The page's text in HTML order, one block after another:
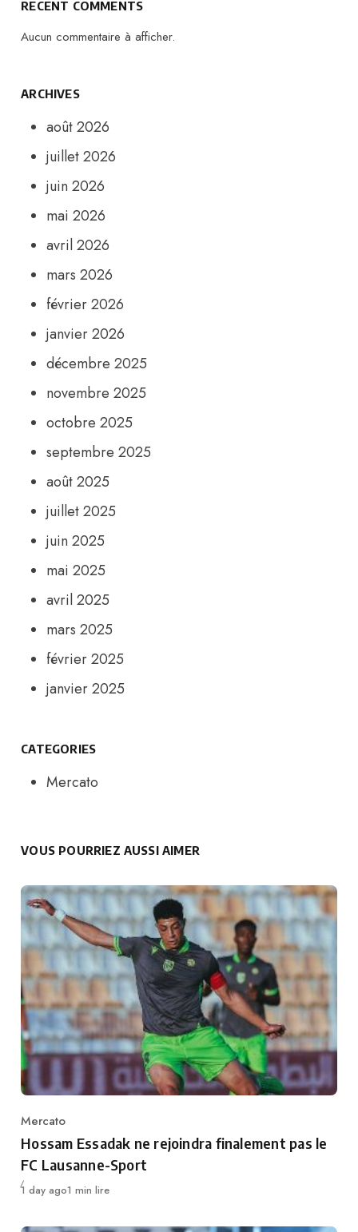
RECENT COMMENTS
Aucun commentaire à afficher.
ARCHIVES
août 2026
juillet 2026
juin 2026
mai 2026
avril 2026
mars 2026
février 2026
janvier 2026
décembre 2025
novembre 2025
octobre 2025
septembre 2025
août 2025
juillet 2025
juin 2025
mai 2025
avril 2025
mars 2025
février 2025
janvier 2025
CATEGORIES
Mercato
VOUS POURRIEZ AUSSI AIMER
Category
Mercato
Hossam Essadak ne rejoindra finalement pas le
FC Lausanne-Sport
Publié
1 day ago1 min lire